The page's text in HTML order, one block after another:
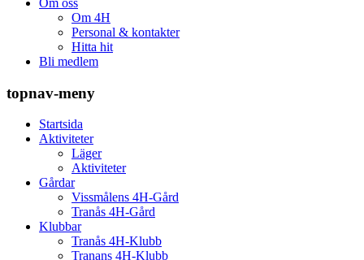
Om 4H
Personal & kontakter
Hitta hit
Bli medlem
topnav-meny
Startsida
Aktiviteter
Läger
Aktiviteter
Gårdar
Vissmålens 4H-Gård
Tranås 4H-Gård
Klubbar
Tranås 4H-Klubb
Tranans 4H-Klubb